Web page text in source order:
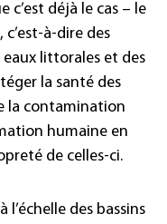
déjà le cas – le
à-dire des
eaux littorales et des
la santé des
la contamination
humaine en
de celles-ci.
l’échelle des bassins